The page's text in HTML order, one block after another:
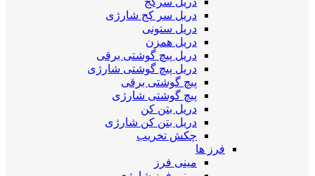
دریل سر کج شارژی
دریل ستونی
دریل همزن
دریل پیچ گوشتی برقی
دریل پیچ گوشتی شارژی
پیچ گوشتی برقی
پیچ گوشتی شارژی
دریل بتن کن
دریل بتن کن شارژی
چکش تخریب
فرز ها
مینی فرز